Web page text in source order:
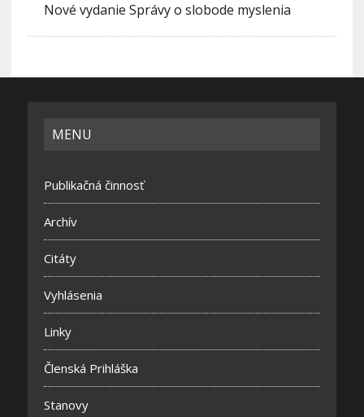
Nové vydanie Správy o slobode myslenia
MENU
Publikačná činnosť
Archív
Citáty
Vyhlásenia
Linky
Členská Prihláška
Stanovy